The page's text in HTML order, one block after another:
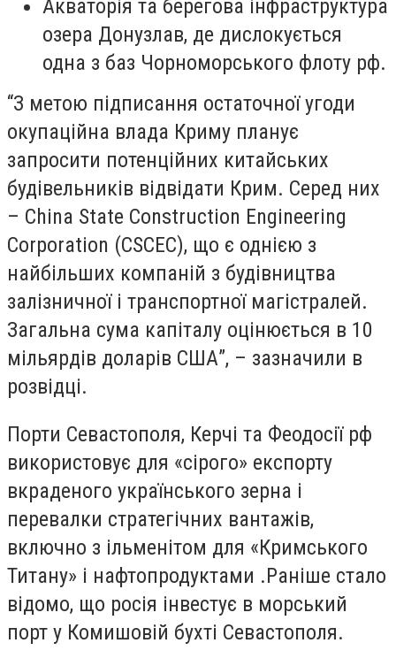
Акваторія та берегова інфраструктура
озера Донузлав, де дислокується
одна з баз Чорноморського флоту рф.
“З метою підписання остаточної угоди
окупаційна влада Криму планує
запросити потенційних китайських
будівельників відвідати Крим. Серед них
– China State Construction Engineering
Corporation (CSCEC), що є однією з
найбільших компаній з будівництва
залізничної і транспортної магістралей.
Загальна сума капіталу оцінюється в 10
мільярдів доларів США”, – зазначили в
розвідці.
Порти Севастополя, Керчі та Феодосії рф
використовує для «сірого» експорту
вкраденого українського зерна і
перевалки стратегічних вантажів,
включно з ільменітом для «Кримського
Титану» і нафтопродуктами .Раніше стало
відомо, що росія інвестує в морський
порт у Комишовій бухті Севастополя.